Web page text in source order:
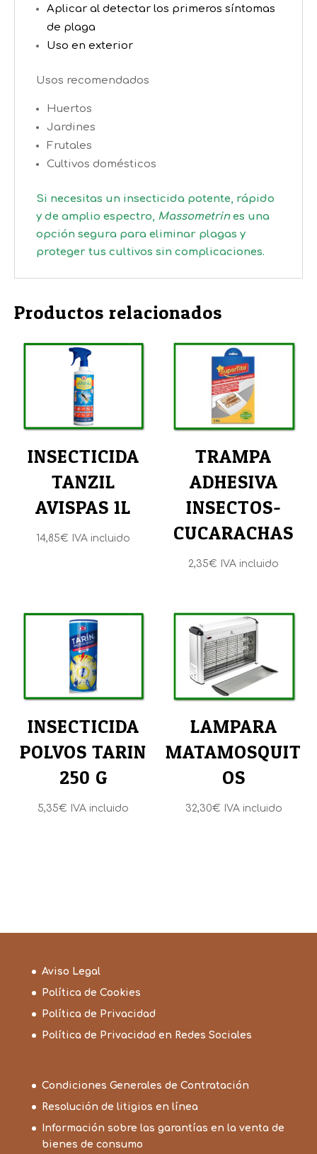
Aplicar al detectar los primeros síntomas
de plaga
Uso en exterior
Usos recomendados
Huertos
Jardines
Frutales
Cultivos domésticos
Si necesitas un insecticida potente, rápido
y de amplio espectro, Massometrines una
opción segura para eliminar plagas y
proteger tus cultivos sin complicaciones.
Productos relacionados
INSECTICIDA
TANZIL
AVISPAS 1L
14,85€ IVA incluido
TRAMPA
ADHESIVA
INSECTOS-
CUCARACHAS
2,35€ IVA incluido
INSECTICIDA
POLVOS TARIN
250 G
5,35€ IVA incluido
LAMPARA
MATAMOSQUIT
OS
32,30€ IVA incluido
Aviso Legal
Política de Cookies
Política de Privacidad
Política de Privacidad en Redes Sociales
Condiciones Generales de Contratación
Resolución de litigios en línea
Información sobre las garantías en la venta de
bienes de consumo